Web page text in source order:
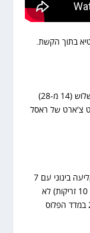
בתוך הקשת.
בצד השני אוקלהומה סיטי ביום קליעה מצויין משלוש (14 מ-28)
בתוך הקשת (23 מ-50) והשוט צ'ארט של ראסל
ווסטברוק עם 5 מ-17 מהשדה. גם ג'ורג' ביום קליעה בינוני עם 7
מ-16, ויום קליעה טוב של כרמלו (60% אבל רק 10 זריקות) לא
עוזר. ווסטברוק מסיים את המשחק עם מינוס 25 במדד הפלוס